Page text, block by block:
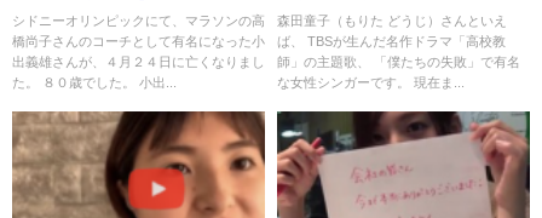
後
シドニーオリンピックにて、マラソンの高
橋尚子さんのコーチとして有名になった小
出義雄さんが、４月２４日に亡くなりまし
た。 ８０歳でした。 小出...
供と？素顔と激やせ
森田童子（もりた どうじ）さんといえ
ば、 TBSが生んだ名作ドラマ「高校教
師」の主題歌、 「僕たちの失敗」で有名
な女性シンガーです。 現在ま...